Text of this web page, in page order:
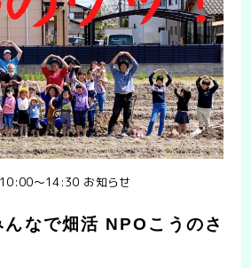
〜14:30 お知らせ
なで畑活 NPOこうのさ